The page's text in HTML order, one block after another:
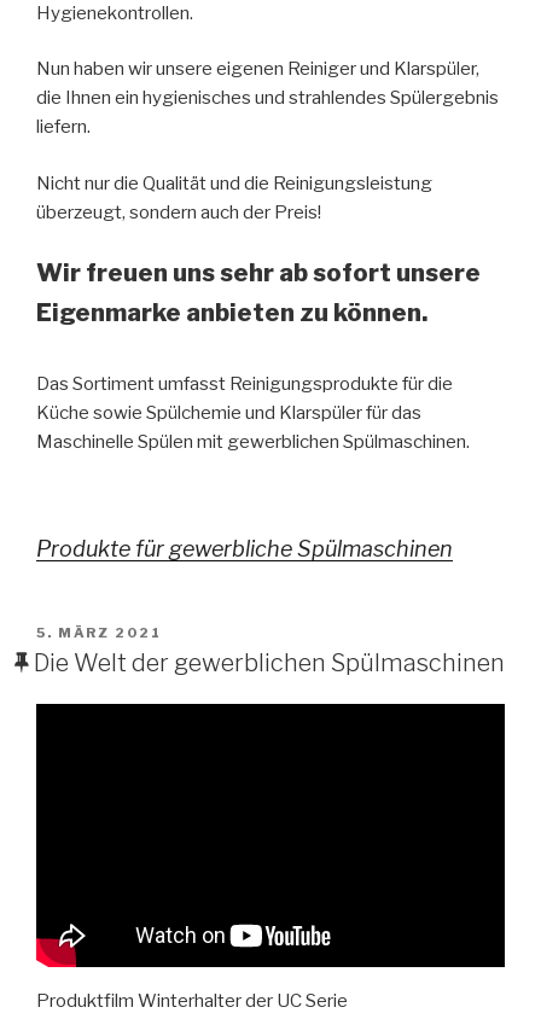
Hygienekontrollen.
Nun haben wir unsere eigenen Reiniger und Klarspüler,
die Ihnen ein hygienisches und strahlendes Spülergebnis
liefern.
Nicht nur die Qualität und die Reinigungsleistung
überzeugt, sondern auch der Preis!
Wir freuen uns sehr ab sofort unsere
Eigenmarke anbieten zu können.
Das Sortiment umfasst Reinigungsprodukte für die
Küche sowie Spülchemie und Klarspüler für das
Maschinelle Spülen mit gewerblichen Spülmaschinen.
Produkte für gewerbliche Spülmaschinen
VERÖFFENTLICHT
AM
5. MÄRZ 2021
Die Welt der gewerblichen Spülmaschinen
Produktfilm Winterhalter der UC Serie